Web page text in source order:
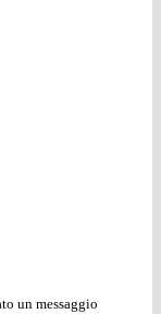
un messaggio